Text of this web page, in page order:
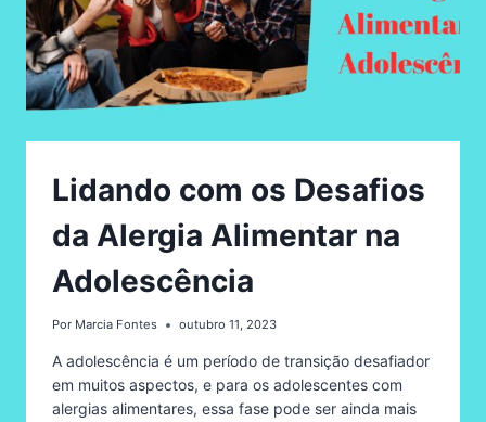
Lidando com os Desafios
da Alergia Alimentar na
Adolescência
Por Marcia Fontes outubro 11, 2023
A adolescência é um período de transição desafiador
em muitos aspectos, e para os adolescentes com
alergias alimentares, essa fase pode ser ainda mais